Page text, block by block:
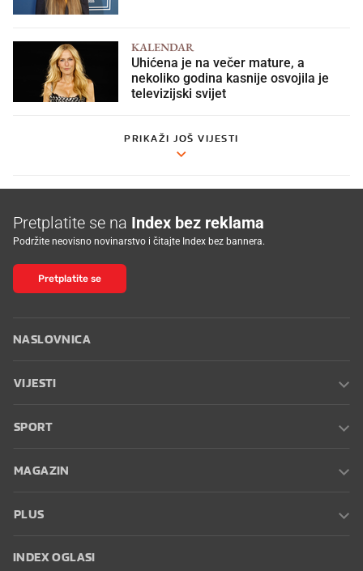
KALENDAR
Uhićena je na večer mature, a
nekoliko godina kasnije osvojila je
televizijski svijet
PRIKAŽI JOŠ VIJESTI
Pretplatite se na Index bez reklama
Podržite neovisno novinarstvo i čitajte Index bez bannera.
Pretplatite se
NASLOVNICA
VIJESTI
SPORT
MAGAZIN
PLUS
INDEX OGLASI